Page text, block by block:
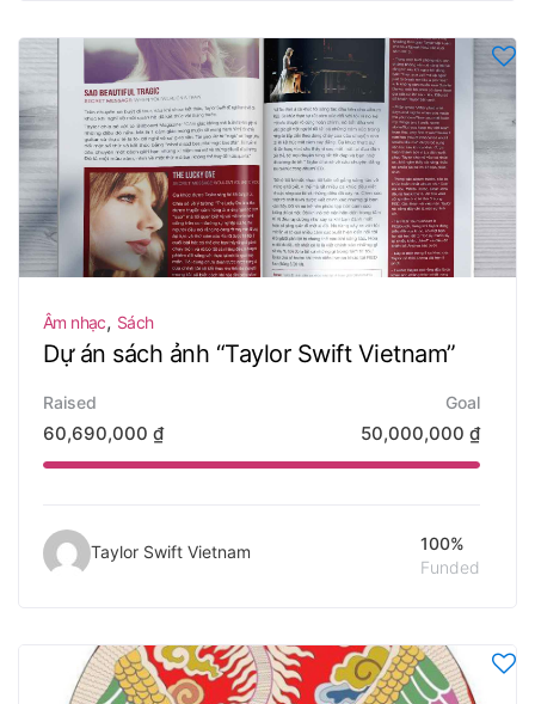
Âm nhạc, Sách
Dự án sách ảnh “Taylor Swift Vietnam”
60,690,000 ₫
Raised
50,000,000 ₫
Goal
Taylor Swift Vietnam
100%
Funded